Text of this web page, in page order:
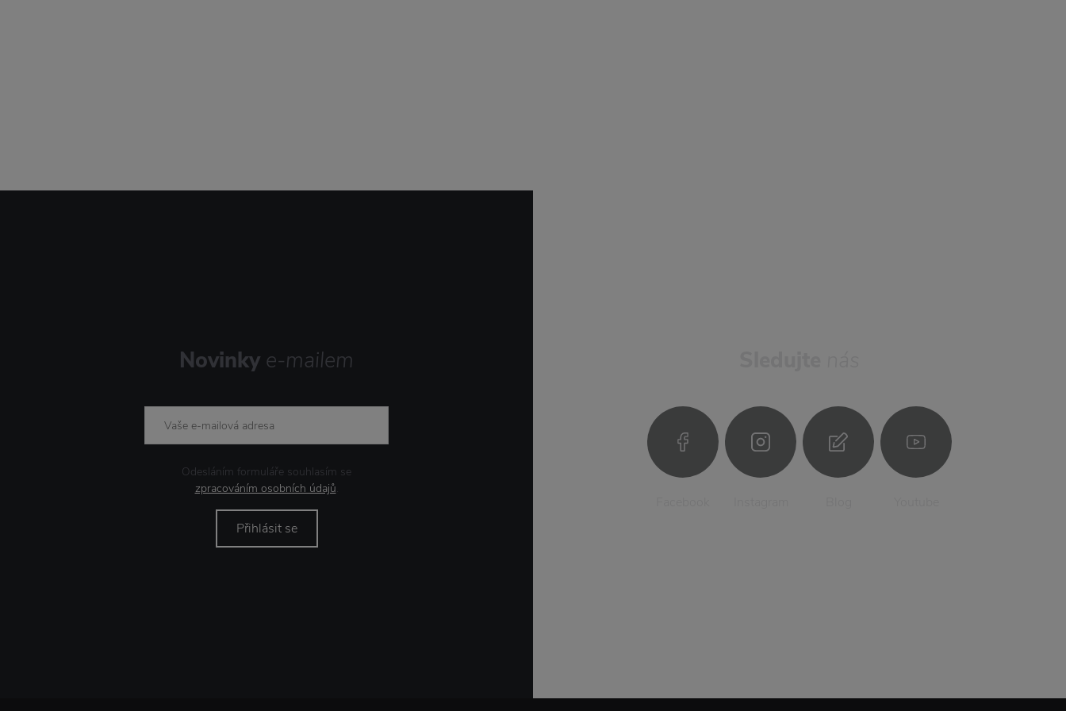
Novinky e-mailem
Odesláním formuláře souhlasím se
zpracováním osobních údajů.
Přihlásit se